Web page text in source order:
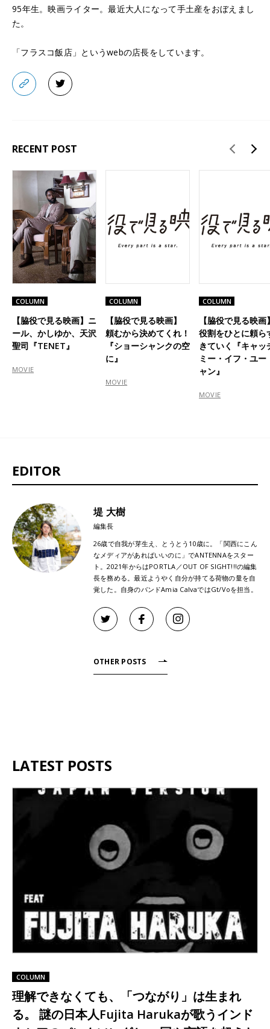
95年生。映画ライター。最近大人になって手土産をおぼえまし
た。
「フラスコ飯店」というwebの店長をしています。
RECENT POST
COLUMN
【脇役で見る映画】ニ
ール、かしゆか、天沢
聖司『TENET』
MOVIE
COLUMN
【脇役で見る映画】
頼むから決めてくれ！
『ショーシャンクの空
に』
MOVIE
COLUMN
【脇役で見る映画
役割をひとに頼ら
きていく『キャッ
ミー・イフ・ユー
ャン』
MOVIE
EDITOR
堤 大樹
編集長
26歳で自我が芽生え、とうとう10歳に。「関西にこん
なメディアがあればいいのに」でANTENNAをスター
ト。2021年からはPORTLA／OUT OF SIGHT!!!の編集
長を務める。最近ようやく自分が持てる荷物の量を自
覚した。自身のバンドAmia CalvaではGt/Voを担当。
OTHER POSTS
LATEST POSTS
COLUMN
理解できなくても、「つながり」は生まれ
る。 謎の日本人Fujita Harukaが歌うインド